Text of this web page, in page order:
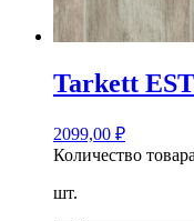
Tarkett
2099,00 ₽
Количество
шт.